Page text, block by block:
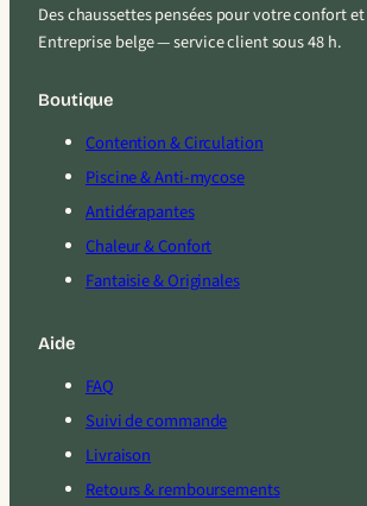
Des chaussettes pensées pour votre confort
Entreprise belge — service client sous 48 h.
Boutique
Contention & Circulation
Piscine & Anti-mycose
Antidérapantes
Chaleur & Confort
Fantaisie & Originales
Aide
FAQ
Suivi de commande
Livraison
Retours & remboursements